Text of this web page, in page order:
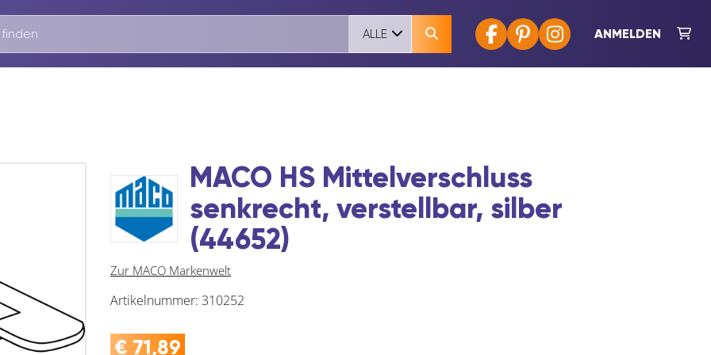
ANMELDEN
ALLE
MACO HS Mittelverschluss
senkrecht, verstellbar, silber
(44652)
Zur MACO Markenwelt
Artikelnummer: 310252
€ 71,89